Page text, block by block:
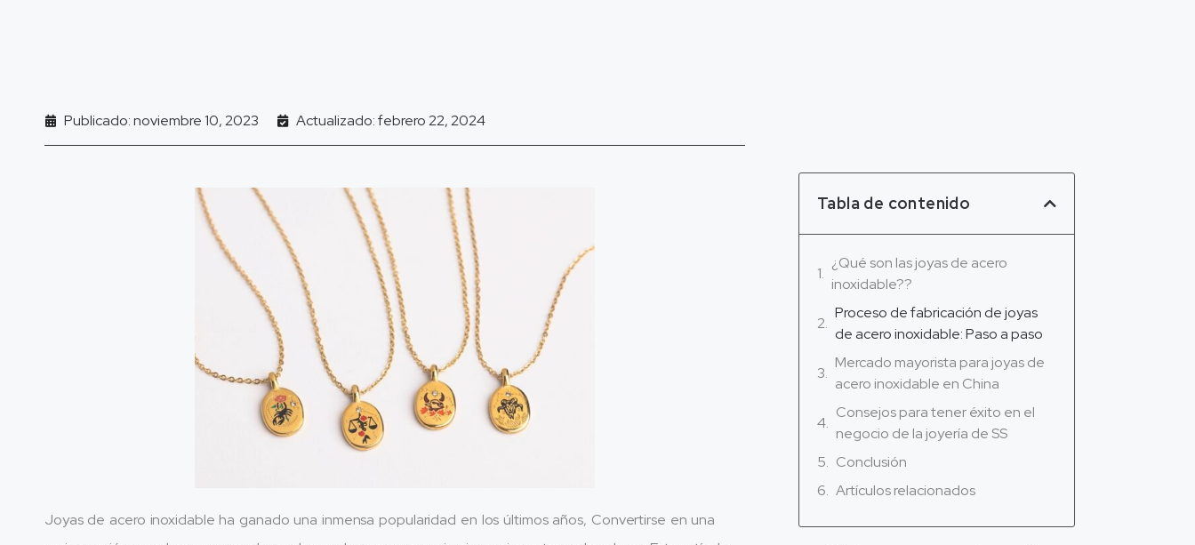
Publicado: noviembre 10, 2023 Actualizado: febrero 22, 2024
Joyas de acero inoxidable ha ganado una inmensa popularidad en los últimos años, Convertirse en una
Tabla de contenido
¿Qué son las joyas de acero
inoxidable??
Proceso de fabricación de joyas
de acero inoxidable: Paso a paso
Mercado mayorista para joyas de
acero inoxidable en China
Consejos para tener éxito en el
negocio de la joyería de SS
Conclusión
Artículos relacionados